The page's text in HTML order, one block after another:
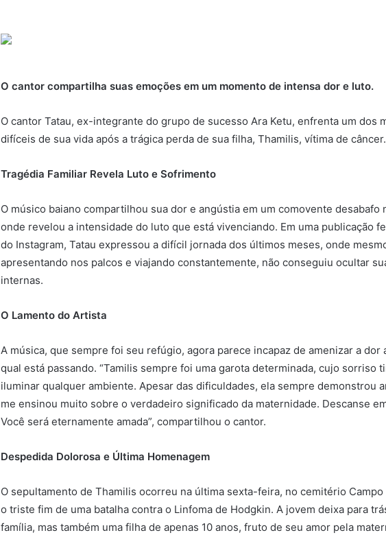
O cantor compartilha suas emoções em um momento de intensa dor e luto.
O cantor Tatau, ex-integrante do grupo de sucesso Ara Ketu, enfrenta um dos
difíceis de sua vida após a trágica perda de sua filha, Thamilis, vítima de câncer.
Tragédia Familiar Revela Luto e Sofrimento
O músico baiano compartilhou sua dor e angústia em um comovente desabafo
onde revelou a intensidade do luto que está vivenciando. Em uma publicação
do Instagram, Tatau expressou a difícil jornada dos últimos meses, onde
apresentando nos palcos e viajando constantemente, não conseguiu ocultar
internas.
O Lamento do Artista
A música, que sempre foi seu refúgio, agora parece incapaz de amenizar a dor
qual está passando. “Tamilis sempre foi uma garota determinada, cujo sorriso
iluminar qualquer ambiente. Apesar das dificuldades, ela sempre demonstrou
me ensinou muito sobre o verdadeiro significado da maternidade. Descanse
Você será eternamente amada”, compartilhou o cantor.
Despedida Dolorosa e Última Homenagem
O sepultamento de Thamilis ocorreu na última sexta-feira, no cemitério Campo
o triste fim de uma batalha contra o Linfoma de Hodgkin. A jovem deixa para
família, mas também uma filha de apenas 10 anos, fruto de seu amor pela